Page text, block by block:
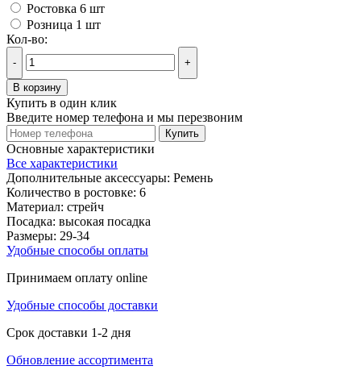
Ростовка 6 шт
Розница 1 шт
Кол-во:
- +
В корзину
Купить в один клик
Введите номер телефона и мы перезвоним
Купить
Основные характеристики
Все характеристики
Дополнительные аксессуары: Ремень
Количество в ростовке: 6
Материал: стрейч
Посадка: высокая посадка
Размеры: 29-34
Удобные способы оплаты
Принимаем оплату online
Удобные способы доставки
Срок доставки 1-2 дня
Обновление ассортимента